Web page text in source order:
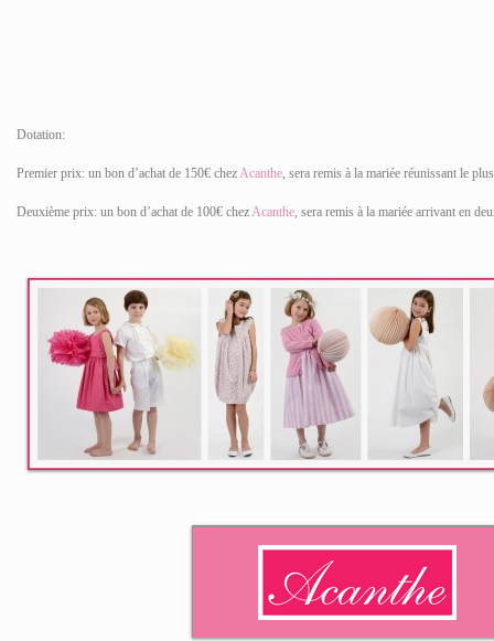
Dotation:
Premier prix: un bon d’achat de 150€ chezAcanthe, sera remis à la mariée réunissant le
Deuxième prix: un bon d’achat de 100€ chezAcanthe, sera remis à la mariée arrivant en